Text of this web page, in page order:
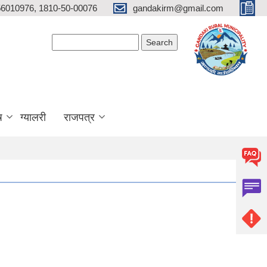
1810-50-00076 gandakirm@gmail.com
ग्यालरी राजपत्र